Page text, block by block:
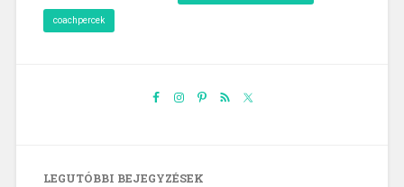
coachpercek
LEGUTÓBBI BEJEGYZÉSEK